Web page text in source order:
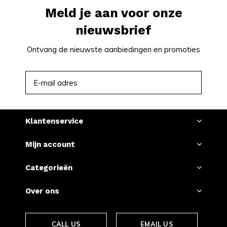
Meld je aan voor onze
nieuwsbrief
Ontvang de nieuwste aanbiedingen en promoties
Klantenservice
Mijn account
Categorieën
Over ons
CALL US EMAIL US